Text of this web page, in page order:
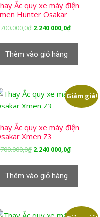
Ắc quy xe máy điện
Hunter Osakar
₫ Giá
2.700.000,0₫.
2.240.000,0₫Giá
Thêm vào giỏ hàng
Giảm giá!
Ắc quy xe máy điện
Xmen Z3
₫ Giá
2.700.000,0₫.
2.240.000,0₫Giá
Thêm vào giỏ hàng